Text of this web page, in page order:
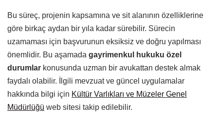
Bu süreç, projenin kapsamına ve sit alanının özelliklerine
göre birkaç aydan bir yıla kadar sürebilir. Sürecin
uzamaması için başvurunun eksiksiz ve doğru yapılması
önemlidir. Bu aşamada gayrimenkul hukuku özel
durumlar konusunda uzman bir avukattan destek almak
faydalı olabilir. İlgili mevzuat ve güncel uygulamalar
hakkında bilgi için Kültür Varlıkları ve Müzeler Genel
Müdürlüğü web sitesi takip edilebilir.